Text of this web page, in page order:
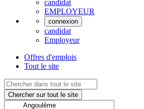
candidat
EMPLOYEUR
connexion
candidat
Employeur
Offres d'emplois
Tout le site